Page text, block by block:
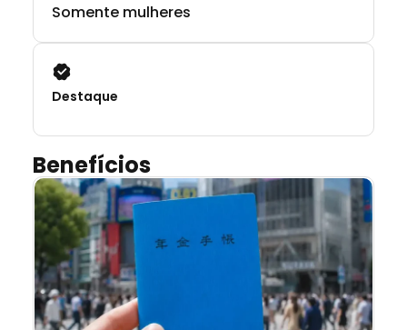
Somente mulheres
Destaque
Benefícios